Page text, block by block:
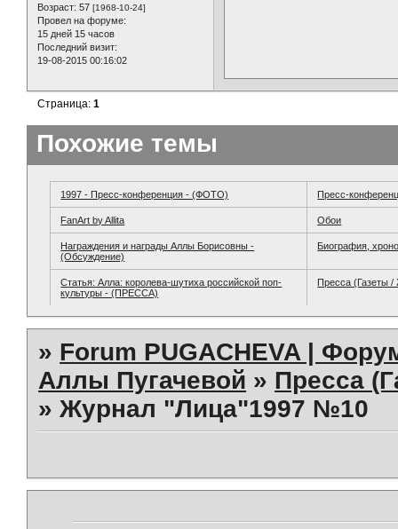
Возраст: 57 [1968-10-24]
Провел на форуме:
15 дней 15 часов
Последний визит:
19-08-2015 00:16:02
Страница:1
Похожие темы
1997 - Пресс-конференция - (ФОТО) Пресс-
FanArt by Allita Обои
Награждения и награды Аллы Борисовны -
(Обсуждение)
Биография,
Статья: Алла: королева-шутиха российской поп-
культуры - (ПРЕССА)
Пресса (Газеты
» Forum PUGACHEVA |
Аллы Пугачевой » Пресса
»Журнал "Лица"1997 №10